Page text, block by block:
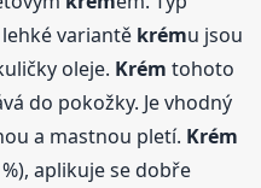
variantě krému jsou
oleje. Krém tohoto
do pokožky. Je vhodný
a mastnou pletí. Krém
aplikuje se dobře